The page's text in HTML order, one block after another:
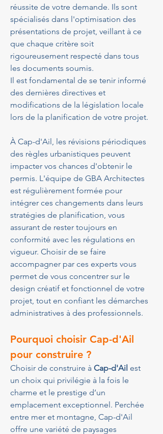
réussite de votre demande. Ils sont
spécialisés dans l'optimisation des
présentations de projet, veillant à ce
que chaque critère soit
rigoureusement respecté dans tous
les documents soumis.
Il est fondamental de se tenir informé
des dernières directives et
modifications de la législation locale
lors de la planification de votre projet.
À Cap-d'Ail, les révisions périodiques
des règles urbanistiques peuvent
impacter vos chances d'obtenir le
permis. L'équipe de GBA Architectes
est régulièrement formée pour
intégrer ces changements dans leurs
stratégies de planification, vous
assurant de rester toujours en
conformité avec les régulations en
vigueur. Choisir de se faire
accompagner par ces experts vous
permet de vous concentrer sur le
design créatif et fonctionnel de votre
projet, tout en confiant les démarches
administratives à des professionnels.
Pourquoi choisir Cap-d'Ail
pour construire ?
Choisir de construire à Cap-d'Ail est
un choix qui privilégie à la fois le
charme et le prestige d’un
emplacement exceptionnel. Perchée
entre mer et montagne, Cap-d'Ail
offre une variété de paysages